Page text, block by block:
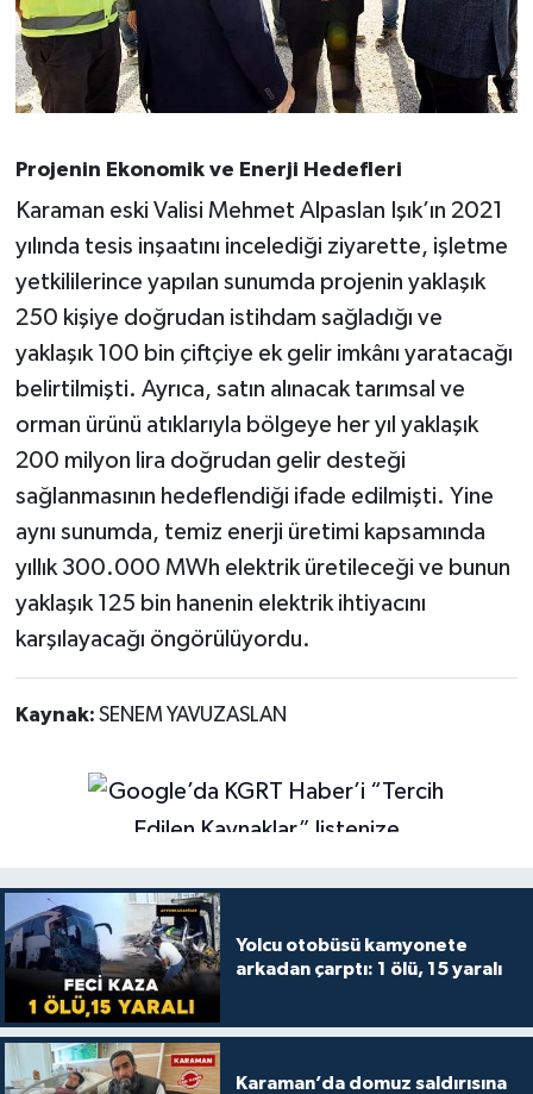
Projenin Ekonomik ve Enerji Hedefleri
Karaman eski Valisi Mehmet Alpaslan Işık’ın 2021
yılında tesis inşaatını incelediği ziyarette, işletme
yetkililerince yapılan sunumda projenin yaklaşık
250 kişiye doğrudan istihdam sağladığı ve
yaklaşık 100 bin çiftçiye ek gelir imkânı yaratacağı
belirtilmişti. Ayrıca, satın alınacak tarımsal ve
orman ürünü atıklarıyla bölgeye her yıl yaklaşık
200 milyon lira doğrudan gelir desteği
sağlanmasının hedeflendiği ifade edilmişti. Yine
aynı sunumda, temiz enerji üretimi kapsamında
yıllık 300.000 MWh elektrik üretileceği ve bunun
yaklaşık 125 bin hanenin elektrik ihtiyacını
karşılayacağı öngörülüyordu.
Kaynak: SENEM YAVUZASLAN
Yolcu otobüsü kamyonete
arkadan çarptı: 1 ölü, 15 yaralı
Karaman’da domuz saldırısına